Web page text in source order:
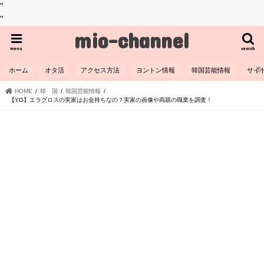
"
"
mio-channel search
menu
ホーム オタ活 アクセス方法 ヨントン情報 韓国芸能情報 サイ
HOME 韓 国
韓国芸能情報
【YG】エラグロスの実家はお金持ちなの？実家の画像や両親の職業を調査！